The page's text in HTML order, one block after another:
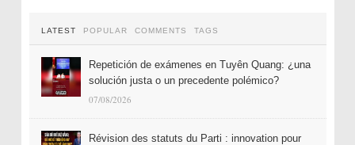
LATEST POPULAR COMMENTS TAGS
Repetición de exámenes en Tuyên Quang: ¿una
solución justa o un precedente polémico?
07/08/2026
Révision des statuts du Parti : innovation pour